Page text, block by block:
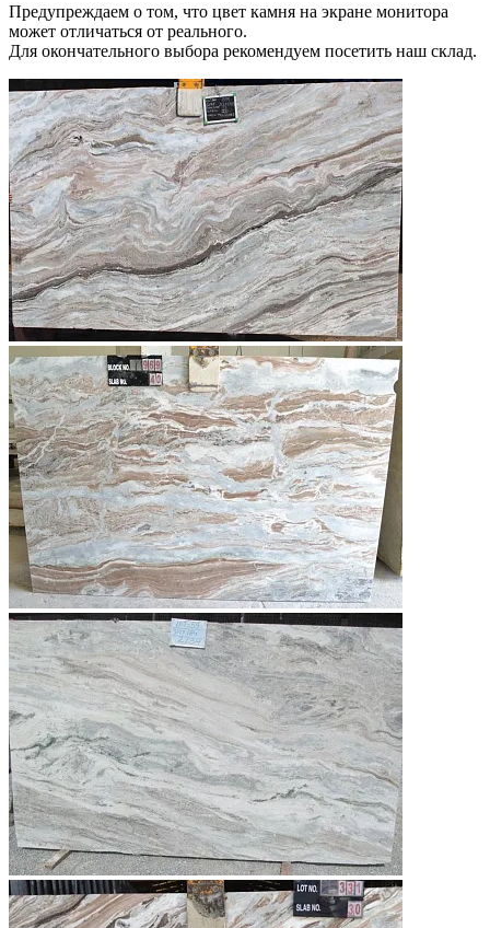
Предупреждаем о том, что цвет камня на экране монитора
может отличаться от реального.
Для окончательного выбора рекомендуем посетить наш склад.